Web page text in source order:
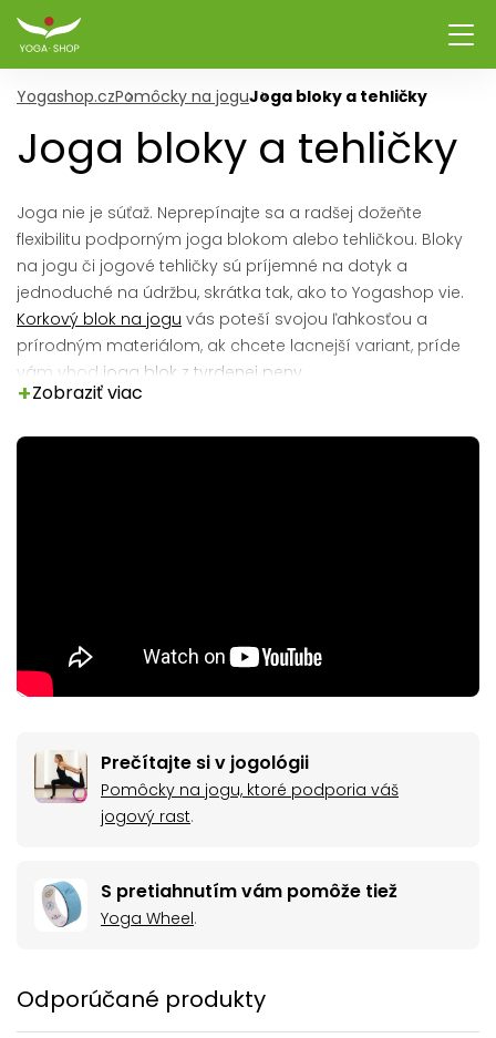
Yogashop.czPomôcky na joguJoga bloky a tehličky
Joga bloky a tehličky
Joga nie je súťaž. Neprepínajte sa a radšej dožeňte
flexibilitu podporným joga blokom alebo tehličkou. Bloky
na jogu či jogové tehličky sú príjemné na dotyk a
jednoduché na údržbu, skrátka tak, ako to Yogashop vie.
Korkový blok na jogu vás poteší svojou ľahkosťou a
prírodným materiálom, ak chcete lacnejší variant, príde
vám vhod joga blok z tvrdenej peny
+Zobraziť viac
Prečítajte si v jogológii
Pomôcky na jogu, ktoré podporia váš
jogový rast.
S pretiahnutím vám pomôže tiež
Yoga Wheel.
Odporúčané produkty